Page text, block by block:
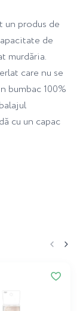
un produs de
de
murdăria.
care nu se
bumbac 100%
cu un capac